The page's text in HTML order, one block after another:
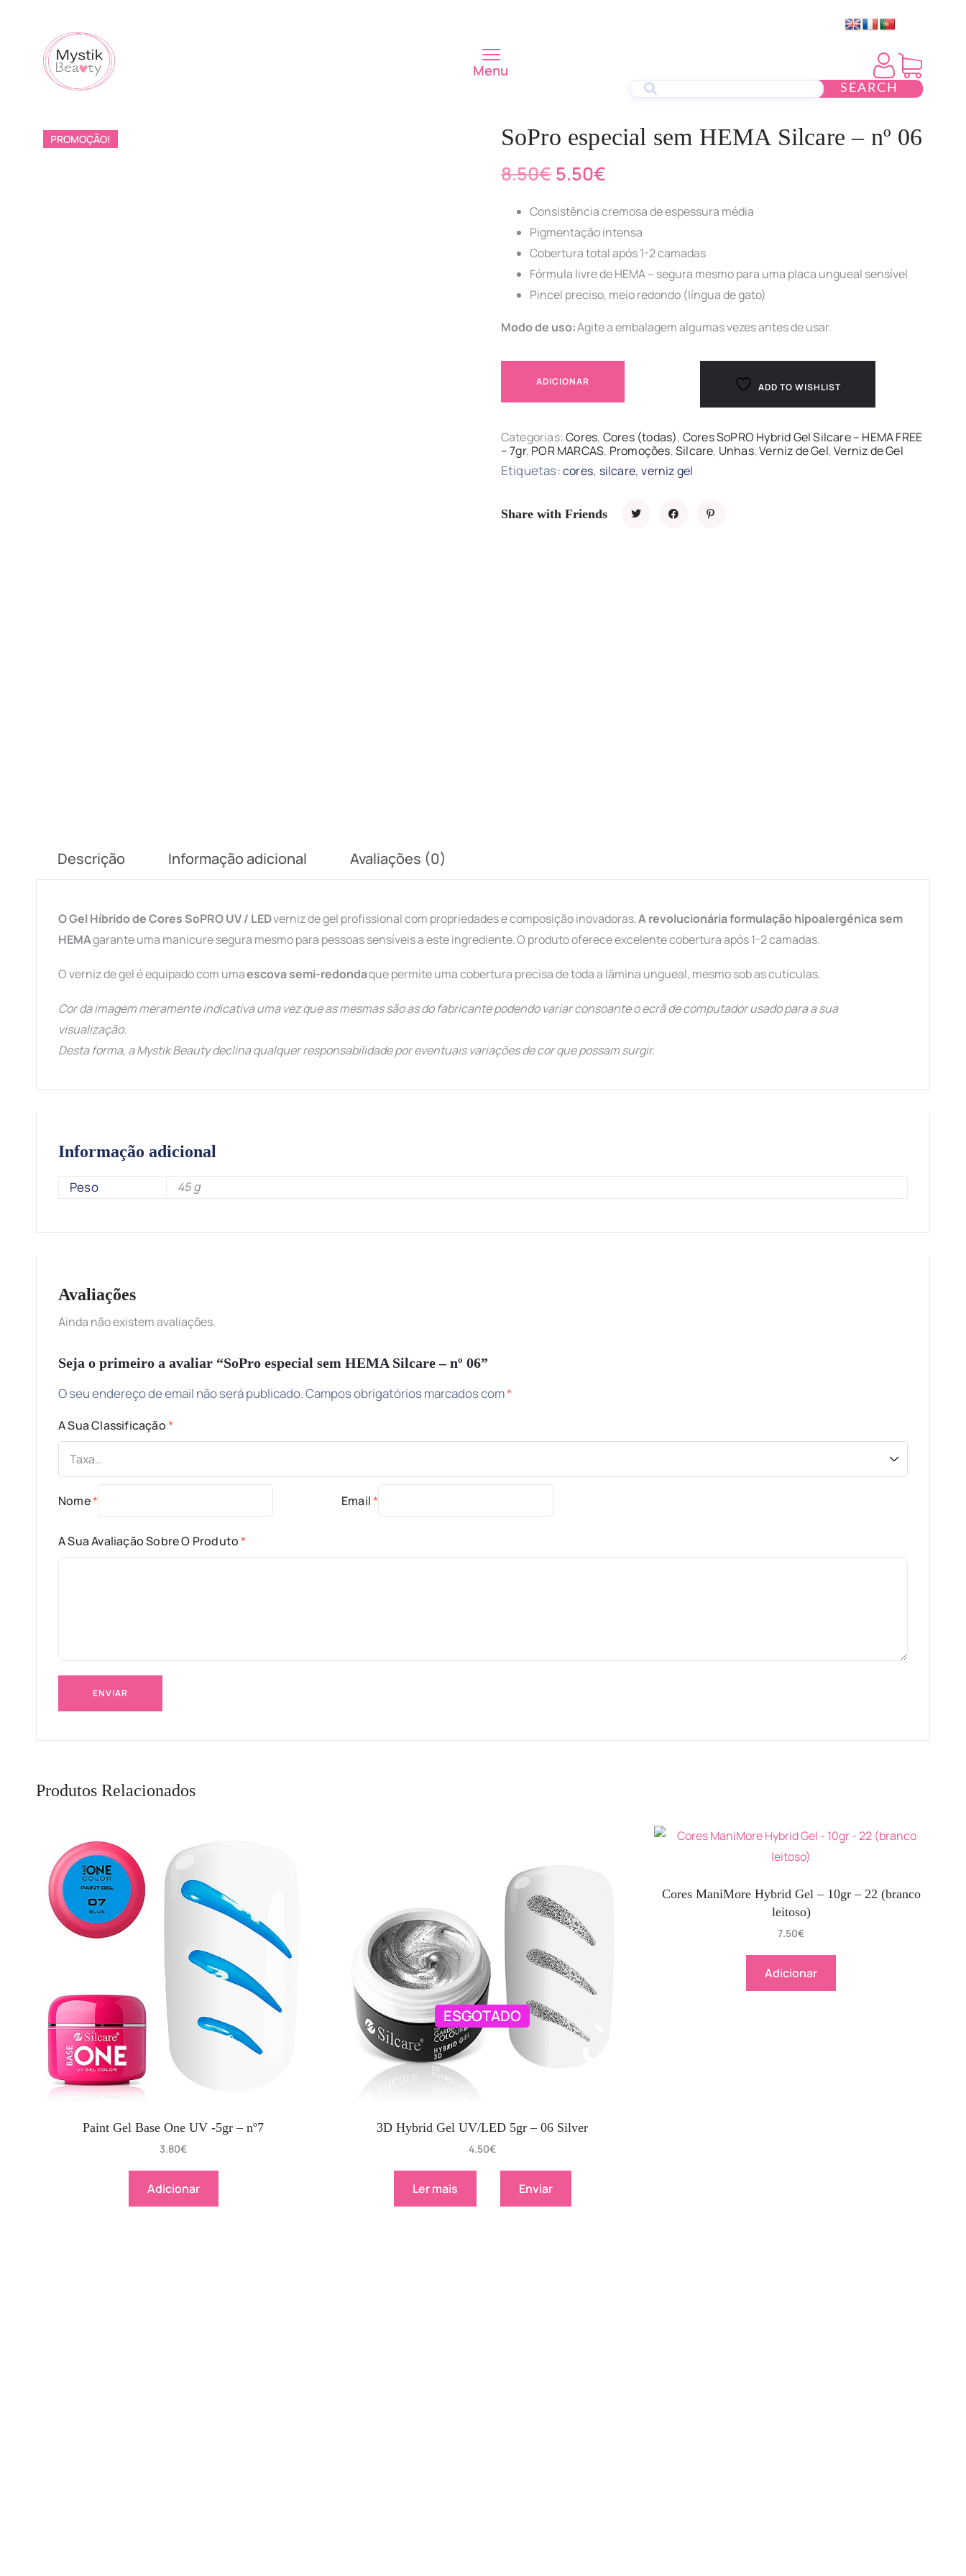
Menu
SEARCH
PROMOÇÃO! SoPro especial sem HEMA Silcare – nº 06
8.50€ 5.50€
Consistência cremosa de espessura média
Pigmentação intensa
Cobertura total após 1-2 camadas
Fórmula livre de HEMA – segura mesmo para uma placa ungueal sensível
Pincel preciso, meio redondo (língua de gato)
Modo de uso:Agite a embalagem algumas vezes antes de usar.
ADICIONAR ADD TO WISHLIST
Categorias:Cores, Cores (todas), Cores SoPRO Hybrid Gel Silcare – HEMA FREE
– 7gr, POR MARCAS, Promoções,Silcare, Unhas,Verniz de Gel,Verniz de Gel
Etiquetas:cores, silcare,verniz gel
Share with Friends
Descrição Informação adicional Avaliações (0)
O Gel Híbrido de Cores SoPRO UV / LEDverniz de gel profissional com propriedades e composição inovadoras.A revolucionária formulação hipoalergénica sem
HEMAgarante uma manicure segura mesmo para pessoas sensíveis a este ingrediente. O produto oferece excelente cobertura após 1-2 camadas.
O verniz de gel é equipado com umaescova semi-redondaque permite uma cobertura precisa de toda a lâmina ungueal, mesmo sob as cutículas.
Cor da imagem meramente indicativa uma vez que as mesmas são as do fabricante podendo variar consoante o ecrã de computador usado para a sua
visualização.
Desta forma, a Mystik Beauty declina qualquer responsabilidade por eventuais variações de cor que possam surgir.
Informação adicional
Peso 45 g
Avaliações
Ainda não existem avaliações.
Seja o primeiro a avaliar “SoPro especial sem HEMA Silcare – nº 06”
O seu endereço de email não será publicado.Campos obrigatórios marcados com*
A Sua Classificação*
A Sua Avaliação Sobre O Produto*
Nome* Email*
Produtos Relacionados
Paint Gel Base One UV -5gr – nº7
3.80€
Adicionar
ESGOTADO
3D Hybrid Gel UV/LED 5gr – 06 Silver
4.50€
Ler mais Enviar
Cores ManiMore Hybrid Gel – 10gr – 22 (branco
leitoso)
7.50€
Adicionar